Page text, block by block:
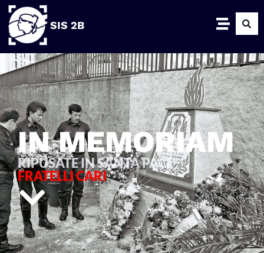
SIS 2B
IN MEMORIAM
RIPUSATE IN SANTA PACE
FRATELLI CARI